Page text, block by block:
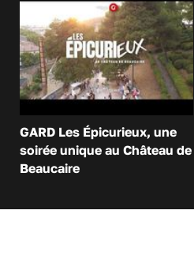
GARD Les Épicurieux, une
soirée unique au Château de
Beaucaire